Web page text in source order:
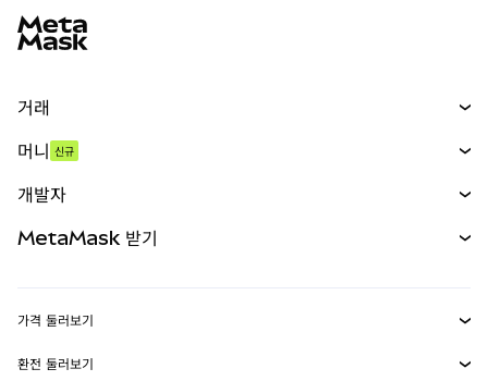
거래
무기한 선물
실물자산
머니 신규
개발자
MetaMask Connect
MetaMask 받기
가격 둘러보기
이더리움 가격
환전 둘러보기